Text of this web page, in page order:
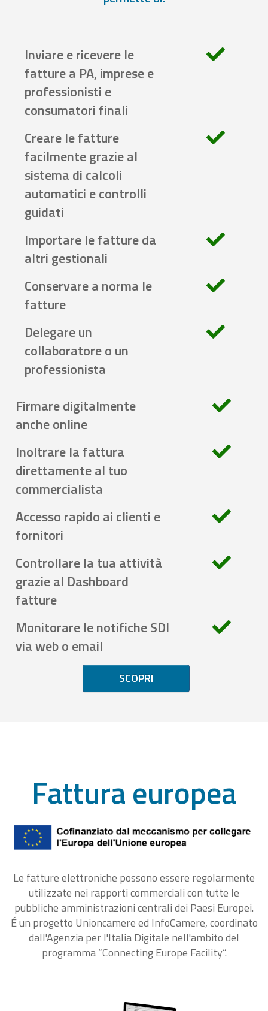
Inviare e ricevere le
fatture a PA, imprese e
professionisti e
consumatori finali
Creare le fatture
facilmente grazie al
sistema di calcoli
automatici e controlli
guidati
Importare le fatture da
altri gestionali
Conservare a norma le
fatture
Delegare un
collaboratore o un
professionista
Firmare digitalmente
anche online
Inoltrare la fattura
direttamente al tuo
commercialista
Accesso rapido ai clienti e
fornitori
Controllare la tua attività
grazie al Dashboard
fatture
Monitorare le notifiche SDI
via web o email
SCOPRI
Fattura europea
Le fatture elettroniche possono essere regolarmente
utilizzate nei rapporti commerciali con tutte le
pubbliche amministrazioni centrali dei Paesi Europei.
É un progetto Unioncamere ed InfoCamere, coordinato
dall'Agenzia per l'Italia Digitale nell'ambito del
programma “Connecting Europe Facility“.